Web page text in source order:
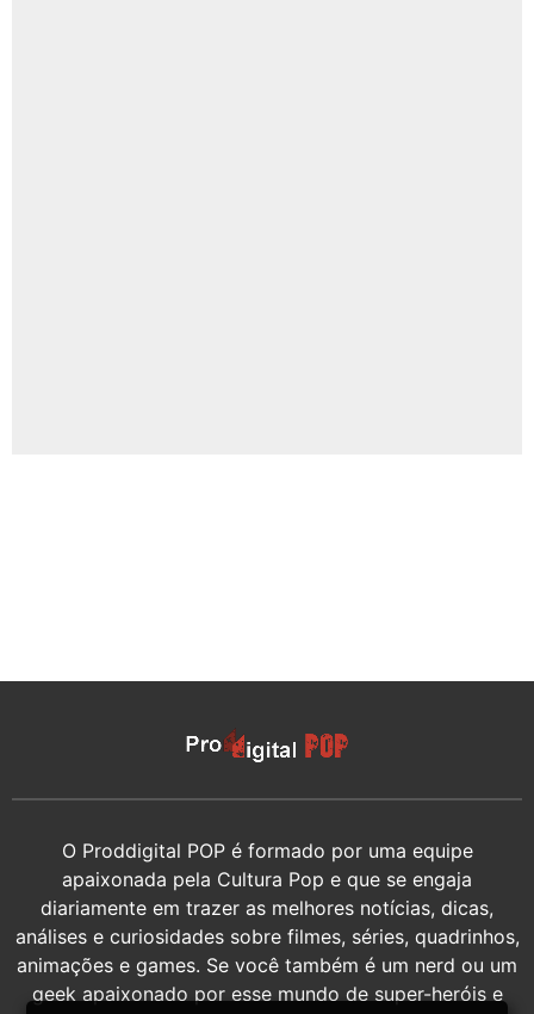
O Proddigital POP é formado por uma equipe
apaixonada pela Cultura Pop e que se engaja
diariamente em trazer as melhores notícias, dicas,
análises e curiosidades sobre filmes, séries, quadrinhos,
animações e games. Se você também é um nerd ou um
geek apaixonado por esse mundo de super-heróis e